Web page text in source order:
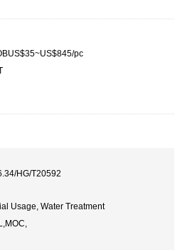
pc
HG/T20592
Usage, Water Treatment